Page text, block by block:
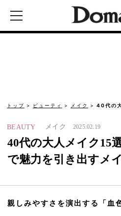
トップ ビューティ メイク 40代の
BEAUTY メイク 2025.02.19
40代の大人メイク15
で魅力を引き出すメ
親しみやすさを演出する「血